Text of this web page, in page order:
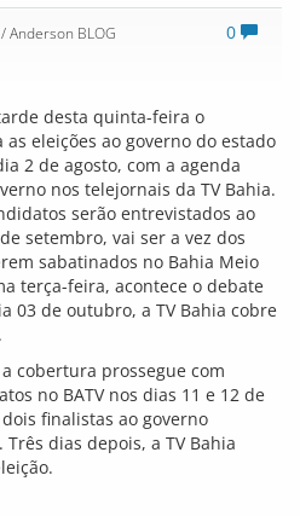
0
/ Anderson BLOG
desta quinta-feira o
eleições ao governo do estado
2 de agosto, com a agenda
nos telejornais da TV Bahia.
serão entrevistados ao
setembro, vai ser a vez dos
sabatinados no Bahia Meio
terça-feira, acontece o debate
03 de outubro, a TV Bahia cobre
cobertura prossegue com
no BATV nos dias 11 e 12 de
finalistas ao governo
dias depois, a TV Bahia